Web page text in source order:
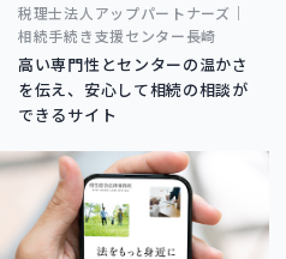
税理士法人アップパートナーズ｜
相続手続き支援センター長崎
高い専門性とセンターの温かさ
を伝え、安心して相続の相談が
できるサイト